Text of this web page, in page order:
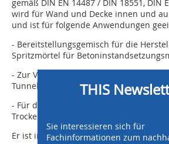
gemäß DIN EN 14487 / DIN 18551, DIN
wird für Wand und Decke innen und
und ist für folgende Anwendungen
- Bereitstellungsgemisch für die
Spritzmörtel für
- Zur Verstärkung von Beton,
Tunnel- / Bergbau und
- Für die pneumatische Förderung im
Trockenspritzverfahren
Er ist in Schichtdicken von 15 - 30 mm
THIS
Sie interessieren sich für
Fachinformationen zum